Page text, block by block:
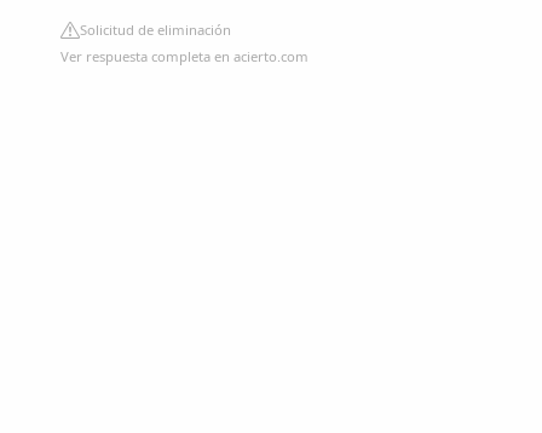
Solicitud de eliminación
Ver respuesta completa en acierto.com